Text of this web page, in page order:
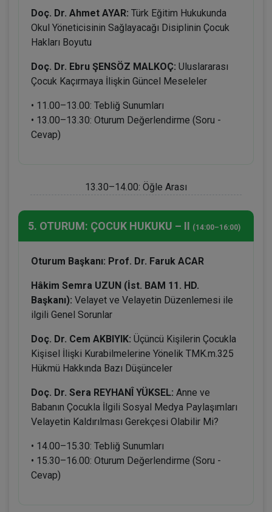
Doç. Dr. Ahmet AYAR: Türk Eğitim Hukukunda
Okul Yöneticisinin Sağlayacağı Disiplinin Çocuk
Hakları Boyutu
Doç. Dr. Ebru ŞENSÖZ MALKOÇ: Uluslararası
Çocuk Kaçırmaya İlişkin Güncel Meseleler
• 11.00–13.00: Tebliğ Sunumları
• 13.00–13.30: Oturum Değerlendirme (Soru -
Cevap)
13.30–14.00: Öğle Arası
5. OTURUM: ÇOCUK HUKUKU – II (14:00–16:00)
Oturum Başkanı: Prof. Dr. Faruk ACAR
Hâkim Semra UZUN (İst. BAM 11. HD.
Başkanı): Velayet ve Velayetin Düzenlemesi ile
ilgili Genel Sorunlar
Doç. Dr. Cem AKBIYIK: Üçüncü Kişilerin Çocukla
Kişisel İlişki Kurabilmelerine Yönelik TMK.m.325
Hükmü Hakkında Bazı Düşünceler
Doç. Dr. Sera REYHANÎ YÜKSEL: Anne ve
Babanın Çocukla İlgili Sosyal Medya Paylaşımları
Velayetin Kaldırılması Gerekçesi Olabilir Mi?
• 14.00–15.30: Tebliğ Sunumları
• 15.30–16.00: Oturum Değerlendirme (Soru -
Cevap)